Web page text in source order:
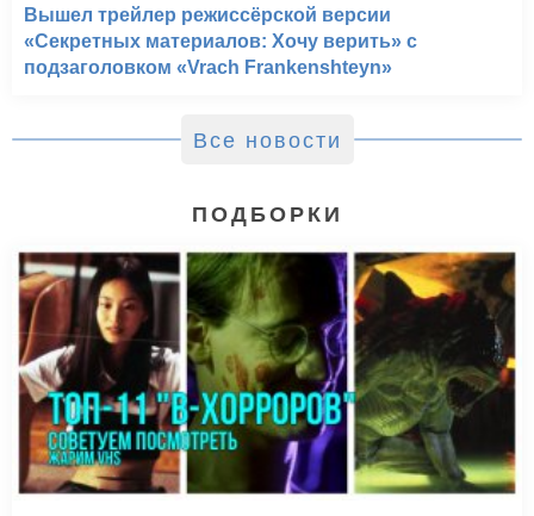
Вышел трейлер режиссёрской версии
«Секретных материалов: Хочу верить» с
подзаголовком «Vrach Frankenshteyn»
Все новости
ПОДБОРКИ